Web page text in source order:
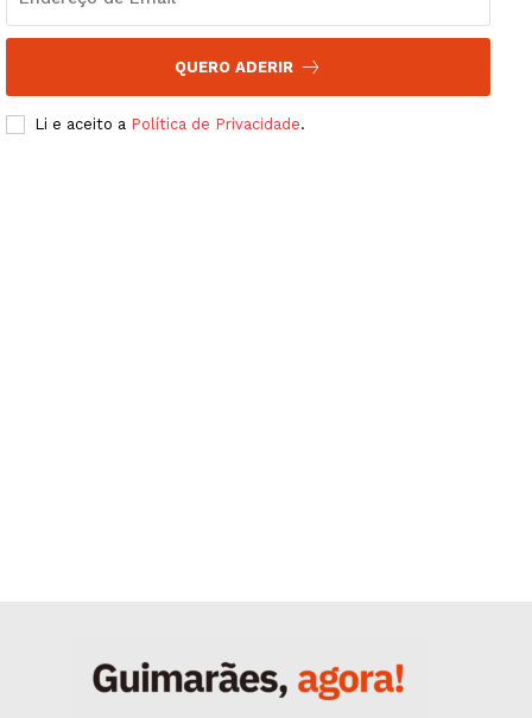
Artigos
Grande Entrevista
QUERO ADERIR
Li e aceito a Política de Privacidade.